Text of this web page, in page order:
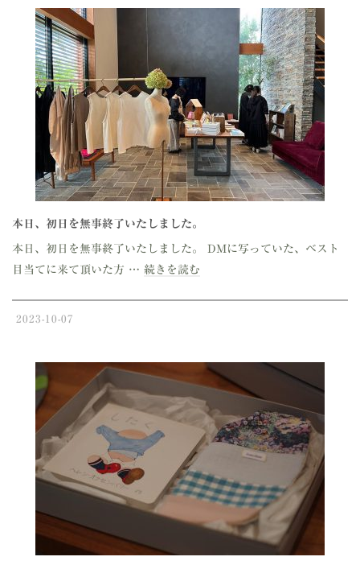
本日、初日を無事終了いたしました。
本日、初日を無事終了いたしました。 DMに写っていた、ベスト
目当てに来て頂いた方 … 続きを読む
2023-10-07